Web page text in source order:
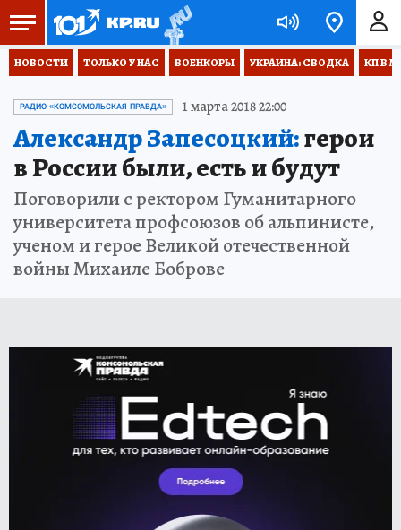
НОВОСТИ ТОЛЬКО У НАС ВОЕНКОРЫ УКРАИНА: СВОДКА КП В
РАДИО «КОМСОМОЛЬСКАЯ ПРАВДА» 1 марта 2018 22:00
Александр Запесоцкий:герои
в России были, есть и будут
Поговорили с ректором Гуманитарного
университета профсоюзов об альпинисте,
ученом и герое Великой отечественной
войны Михаиле Боброве